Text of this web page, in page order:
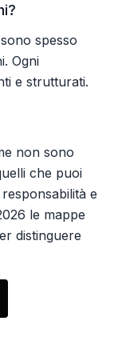
spesso
Ogni
e strutturati.
non sono
che puoi
e
le mappe
distinguere